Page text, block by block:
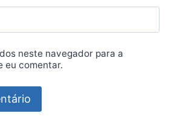
neste navegador para a
eu comentar.